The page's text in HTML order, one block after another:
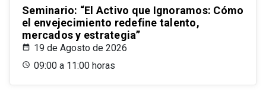
Seminario: “El Activo que Ignoramos: Cómo
el envejecimiento redefine talento,
mercados y estrategia”
19 de Agosto de 2026
09:00 a 11:00 horas